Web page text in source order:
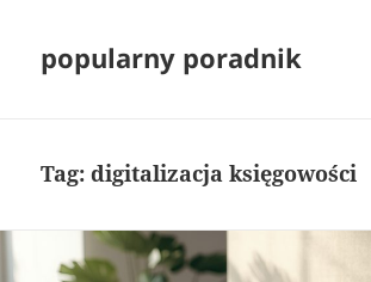
popularny poradnik
Tag:digitalizacja księgowości